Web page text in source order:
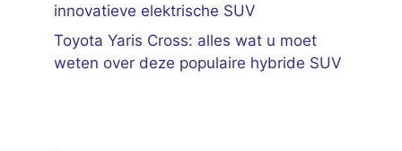
innovatieve elektrische SUV
Toyota Yaris Cross: alles wat u moet
weten over deze populaire hybride SUV